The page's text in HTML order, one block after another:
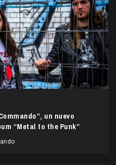
un nuevo
“Metal to the Punk”